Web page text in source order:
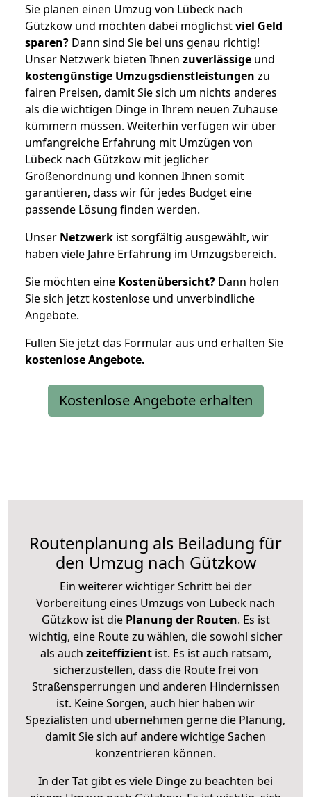
Sie planen einen Umzug von Lübeck nach
Gützkow und möchten dabei möglichstviel Geld
sparen? Dann sind Sie bei uns genau richtig!
Unser Netzwerk bieten Ihnen zuverlässige und
kostengünstige Umzugsdienstleistungen zu
fairen Preisen, damit Sie sich um nichts anderes
als die wichtigen Dinge in Ihrem neuen Zuhause
kümmern müssen. Weiterhin verfügen wir über
umfangreiche Erfahrung mit Umzügen von
Lübeck nach Gützkow mit jeglicher
Größenordnung und können Ihnen somit
garantieren, dass wir für jedes Budget eine
passende Lösung finden werden.
Unser Netzwerk ist sorgfältig ausgewählt, wir
haben viele Jahre Erfahrung im Umzugsbereich.
Sie möchten eine Kostenübersicht? Dann holen
Sie sich jetzt kostenlose und unverbindliche
Angebote.
Füllen Sie jetzt das Formular aus und erhalten Sie
kostenloseAngebote.
Kostenlose Angebote erhalten
Routenplanung als Beiladung für
den Umzug nach Gützkow
Ein weiterer wichtiger Schritt bei der
Vorbereitung eines Umzugs von Lübeck nach
Gützkow ist diePlanung der Routen. Es ist
wichtig, eine Route zu wählen, die sowohl sicher
als auch zeiteffizientist. Es ist auch ratsam,
sicherzustellen, dass die Route frei von
Straßensperrungen und anderen Hindernissen
ist. Keine Sorgen, auch hier haben wir
Spezialisten und übernehmen gerne die Planung,
damit Sie sich auf andere wichtige Sachen
konzentrieren können.
In der Tat gibt es viele Dinge zu beachten bei